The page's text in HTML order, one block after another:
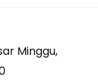
Minggu,